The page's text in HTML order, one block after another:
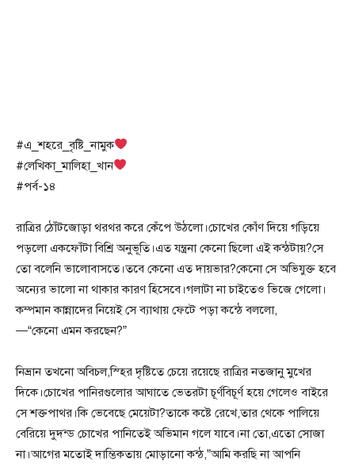
#এ_শহরে_বৃষ্টি_নামুক
#লেখিকা_মালিহা_খান
#পর্ব-১৪
রাত্রির ঠোঁটজোড়া থরথর করে কেঁপে উঠলো।চোখের কোঁণ দিয়ে গড়িয়ে
পড়লো একফোঁটা বিশ্রি অনুভূতি।এত যন্ত্রনা কেনো ছিলো এই কন্ঠটায়?সে
তো বলেনি ভালোবাসতে।তবে কেনো এত দায়ভার?কেনো সে অভিযুক্ত হবে
অন্যের ভালো না থাকার কারণ হিসেবে।গলাটা না চাইতেও ভিজে গেলো।
কম্পমান কান্নাদের নিয়েই সে ব্যাথায় ফেটে পড়া কন্ঠে বললো,
—“কেনো এমন করছেন?”
নিভ্রান তখনো অবিচল,স্হির দৃষ্টিতে চেয়ে রয়েছে রাত্রির নতজানু মুখের
দিকে।চোখের পানিরগুলোর আঘাতে ভেতরটা চূর্ণবিচূর্ণ হয়ে গেলেও বাইরে
সে শক্তপাথর।কি ভেবেছে মেয়েটা?তাকে কষ্টে রেখে,তার থেকে পালিয়ে
বেরিয়ে দুদন্ড চোখের পানিতেই অভিমান গলে যাবে।না তো,এতো সোজা
না।আগের মতোই দাম্ভিকতায় মোড়ানো কন্ঠ,”আমি করছি না আপনি